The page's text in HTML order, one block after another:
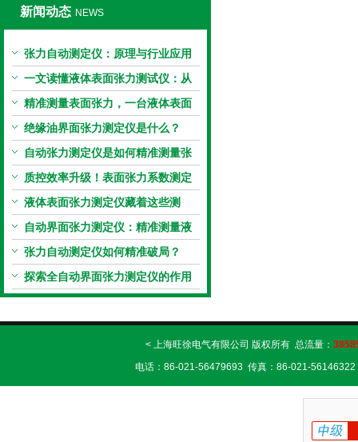
新闻动态 NEWS
张力自动测定仪：原理与行业应用
解析
一文读懂液体表面张力测试仪：从
原理到应用全掌握
精准测量表面张力，一台液体表面
张力系数测量仪就够了
绝缘油界面张力测定仪是什么？
自动张力测定仪是如何精准测量张
力的？
质控效率升级！表面张力系数测定
仪真香警告
液体表面张力测定仪藏着这些测
定“小窍门”
自动界面张力测定仪：精准测量液
体界面张力的关键设备
张力自动测定仪如何精准破局？
探索全自动界面张力测定仪的作用
< 上海旺徐电气有限公司 版权所有 总流量：
电话：86-021-56479693 传真：86-021-